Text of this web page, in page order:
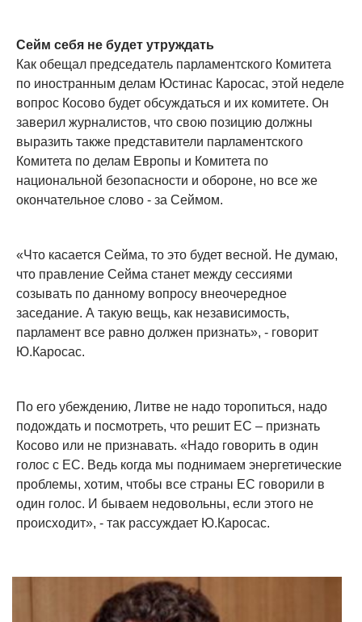
Сейм себя не будет утруждать
Как обещал председатель парламентского Комитета
по иностранным делам Юстинас Каросас, этой неделе
вопрос Косово будет обсуждаться и их комитете. Он
заверил журналистов, что свою позицию должны
выразить также представители парламентского
Комитета по делам Европы и Комитета по
национальной безопасности и обороне, но все же
окончательное слово - за Сеймом.
«Что касается Сейма, то это будет весной. Не думаю,
что правление Сейма станет между сессиями
созывать по данному вопросу внеочередное
заседание. А такую вещь, как независимость,
парламент все равно должен признать», - говорит
Ю.Каросас.
По его убеждению, Литве не надо торопиться, надо
подождать и посмотреть, что решит ЕС – признать
Косово или не признавать. «Надо говорить в один
голос с ЕС. Ведь когда мы поднимаем энергетические
проблемы, хотим, чтобы все страны ЕС говорили в
один голос. И бываем недовольны, если этого не
происходит», - так рассуждает Ю.Каросас.